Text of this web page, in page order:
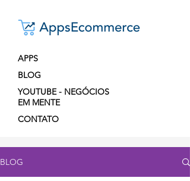
APPS
BLOG
YOUTUBE - NEGÓCIOS
EM MENTE
CONTATO
BLOG